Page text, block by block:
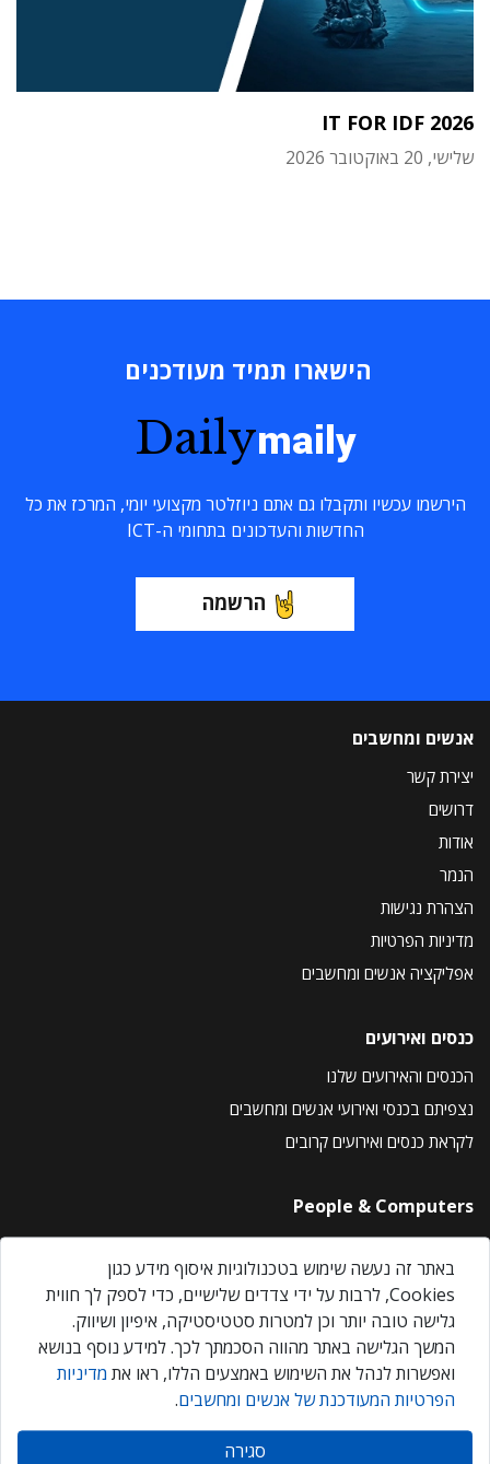
IT FOR IDF 2026
שלישי, 20 באוקטובר 2026
הישארו תמיד מעודכנים
Dailymaily
הירשמו עכשיו ותקבלו גם אתם ניוזלטר מקצועי יומי, המרכז את כל
החדשות והעדכונים בתחומי ה-ICT
הרשמה
אנשים ומחשבים
יצירת קשר
דרושים
אודות
הנמר
הצהרת נגישות
מדיניות הפרטיות
אפליקציה אנשים ומחשבים
כנסים ואירועים
הכנסים והאירועים שלנו
נצפיתם בכנסי ואירועי אנשים ומחשבים
לקראת כנסים ואירועים קרובים
People & Computers
About Us
Privacy Policy
Contact Us
Our Events
אנשים ומחשבים © 2026 – כל הזכויות שמורות
באתר זה נעשה שימוש בטכנולוגיות איסוף מידע כגון
Cookies, לרבות על ידי צדדים שלישיים, כדי לספק לך חווית
גלישה טובה יותר וכן למטרות סטטיסטיקה, איפיון ושיווק.
המשך הגלישה באתר מהווה הסכמתך לכך. למידע נוסף בנושא
ואפשרות לנהל את השימוש באמצעים הללו, ראו את מדיניות
הפרטיות המעודכנת של אנשים ומחשבים.
סגירה